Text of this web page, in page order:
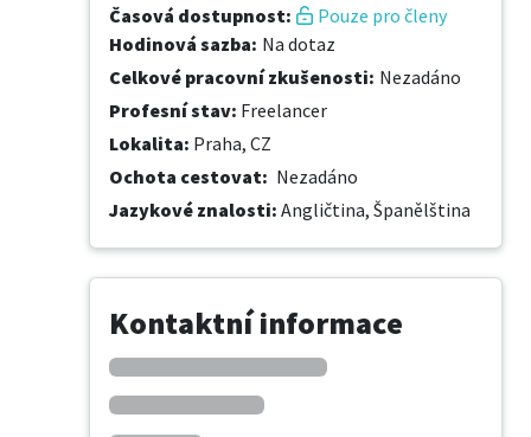
Časová dostupnost:
Pouze pro členy
Hodinová sazba: Na dotaz
Celkové pracovní zkušenosti: Nezadáno
Profesní stav: Freelancer
Lokalita: Praha, CZ
Ochota cestovat: Nezadáno
Jazykové znalosti: Angličtina, Španělština
Kontaktní informace